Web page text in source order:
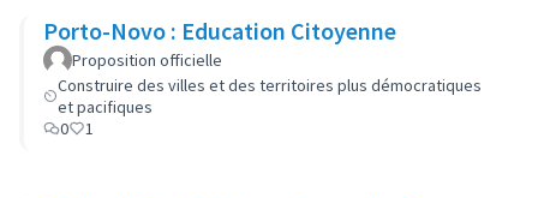
Porto-Novo : Education Citoyenne
Proposition officielle
Construire des villes et des territoires plus démocratiques
et pacifiques
0
1